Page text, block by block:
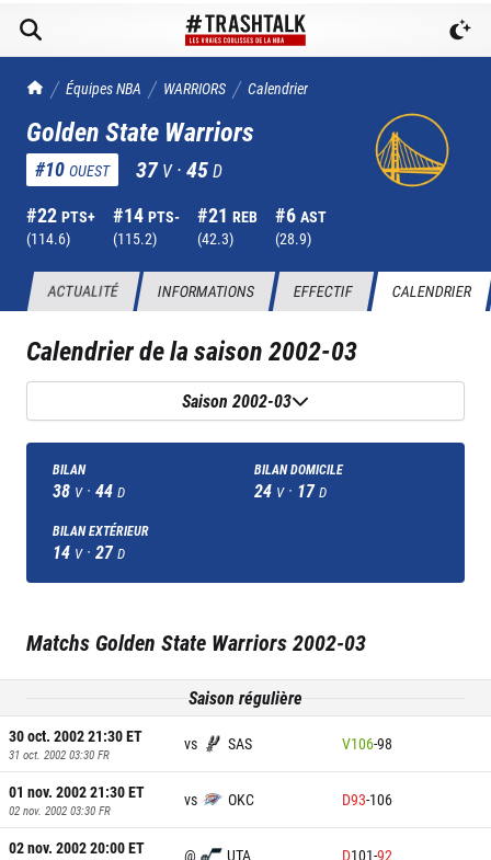
TrashTalk Actu NBA
Équipes NBA WARRIORS Calendrier
Golden State Warriors
#10 OUEST 37 V ·45D
#22 PTS+
(114.6)
#14 PTS-
(115.2)
#21 REB
(42.3)
#6 AST
(28.9)
ACTUALITÉ INFORMATIONS EFFECTIF CALENDRIER
Calendrier de la saison2002-03
Saison 2002-03
BILAN
38 V · 44 D
BILAN DOMICILE
24 V · 17 D
BILAN EXTÉRIEUR
14 V · 27 D
MatchsGolden State Warriors2002-03
Saison régulière
30 oct. 2002 21:30ET
31 oct. 2002 03:30 FR
vs SAS V106-98
01 nov. 2002 21:30ET
02 nov. 2002 03:30 FR
vs OKC D93-106
02 nov. 2002 20:00ET @ UTA D101-92